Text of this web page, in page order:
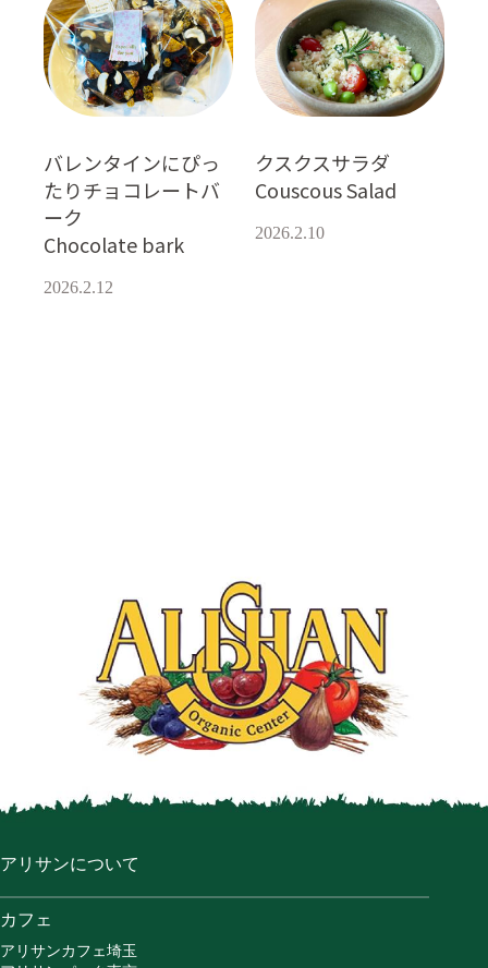
バレンタインにぴっ
たりチョコレートバ
ーク
Chocolate bark
2026.2.12
クスクスサラダ
Couscous Salad
2026.2.10
アリサンについて
カフェ
アリサンカフェ埼玉